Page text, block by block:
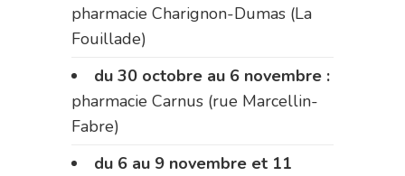
pharmacie Charignon-Dumas (La
Fouillade)
du 30 octobre au 6 novembre :
pharmacie Carnus (rue Marcellin-
Fabre)
du 6 au 9 novembre et 11